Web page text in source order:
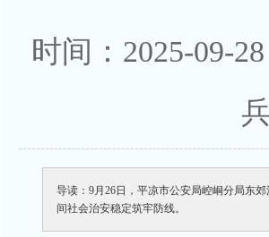
时间：2025-09-
导读：9月26日，平凉市公安局崆峒分局东
间社会治安稳定筑牢防线。